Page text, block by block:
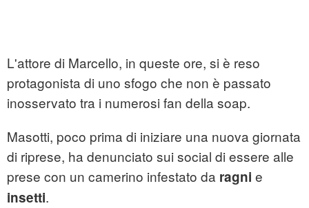
L'attore di Marcello, in queste ore, si è reso
protagonista di uno sfogo che non è passato
inosservato tra i numerosi fan della soap.
Masotti, poco prima di iniziare una nuova giornata
di riprese, ha denunciato sui social di essere alle
prese con un camerino infestato da ragni e
insetti.